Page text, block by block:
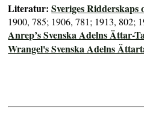
Literatur:Sveriges Ridderskaps
1900, 785; 1906, 781; 1913, 802;
Anrep’s Svenska Adelns Ättar-
Wrangel's Svenska Adelns